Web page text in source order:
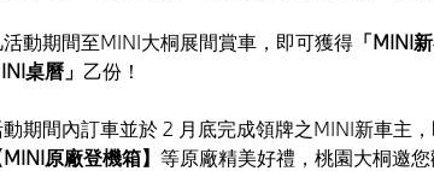
活動期間至MINI大桐展間賞車，即可獲得「MINI新
桌曆」 乙份！
動期間內訂車並於 2 月底完成領牌之MINI新車主
MINI原廠登機箱】 等原廠精美好禮，桃園大桐邀您